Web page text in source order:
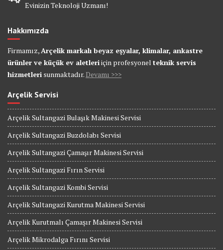
Evinizin Teknoloji Uzmanı!
Hakkımızda
Firmamız,Arçelik markalı beyaz eşyalar, klimalar, ankastre
ürünler ve küçük ev aletleriiçin profesyonel teknik servis
hizmetleri sunmaktadır.Devamı >>>
Arçelik Servisi
Arçelik Sultangazi Bulaşık Makinesi Servisi
Arçelik Sultangazi Buzdolabı Servisi
Arçelik Sultangazi Çamaşır Makinesi Servisi
Arçelik Sultangazi Fırın Servisi
Arçelik Sultangazi Kombi Servisi
Arçelik Sultangazi Kurutma Makinesi Servisi
Arçelik Kurutmalı Çamaşır Makinesi Servisi
Arçelik Mikrodalga Fırını Servisi